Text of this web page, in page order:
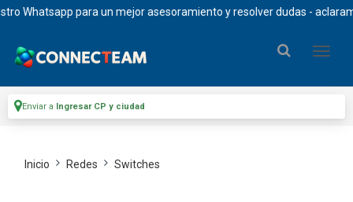
para un mejor asesoramiento y resolver dudas -
Enviar a Ingresar CP y ciudad
Inicio Redes Switches